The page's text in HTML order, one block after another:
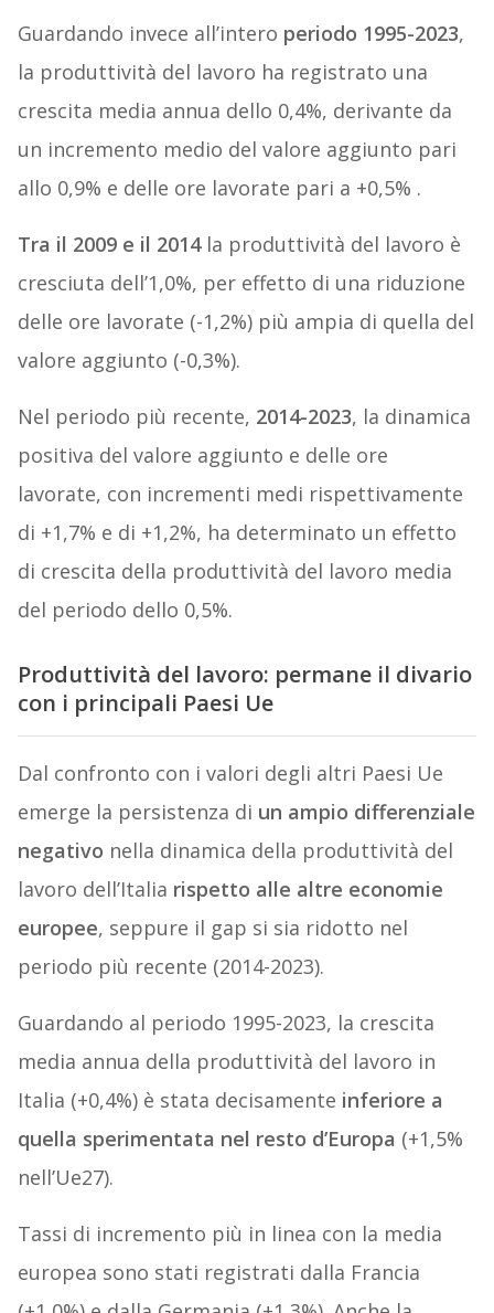
Guardando invece all’intero periodo 1995-2023,
la produttività del lavoro ha registrato una
crescita media annua dello 0,4%, derivante da
un incremento medio del valore aggiunto pari
allo 0,9% e delle ore lavorate pari a +0,5% .
Tra il 2009 e il 2014la produttività del lavoro è
cresciuta dell’1,0%, per effetto di una riduzione
delle ore lavorate (-1,2%) più ampia di quella del
valore aggiunto (-0,3%).
Nel periodo più recente, 2014-2023, la dinamica
positiva del valore aggiunto e delle ore
lavorate, con incrementi medi rispettivamente
di +1,7% e di +1,2%, ha determinato un effetto
di crescita della produttività del lavoro media
del periodo dello 0,5%.
Produttività del lavoro: permane il divario
con i principali Paesi Ue
Dal confronto con i valori degli altri Paesi Ue
emerge la persistenza di un ampio differenziale
negativo nella dinamica della produttività del
lavoro dell’Italia rispetto alle altre economie
europee, seppure il gap si sia ridotto nel
periodo più recente (2014-2023).
Guardando al periodo 1995-2023, la crescita
media annua della produttività del lavoro in
Italia (+0,4%) è stata decisamente inferiore a
quella sperimentata nel resto d’Europa (+1,5%
nell’Ue27).
Tassi di incremento più in linea con la media
europea sono stati registrati dalla Francia